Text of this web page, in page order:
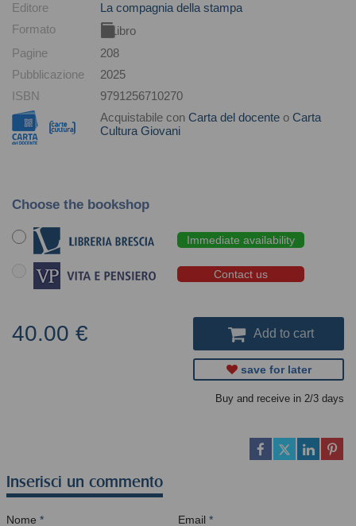
Editore
La compagnia della stampa
Formato
Libro
Pagine
208
Pubblicazione
2025
ISBN
9791256710270
Acquistabile con Carta del docente o Carta
Cultura Giovani
Choose the bookshop
Immediate availability
Contact us
40.00 € Add to cart
save for later
Buy and receive in 2/3 days
Inserisci un commento
Nome * Email *